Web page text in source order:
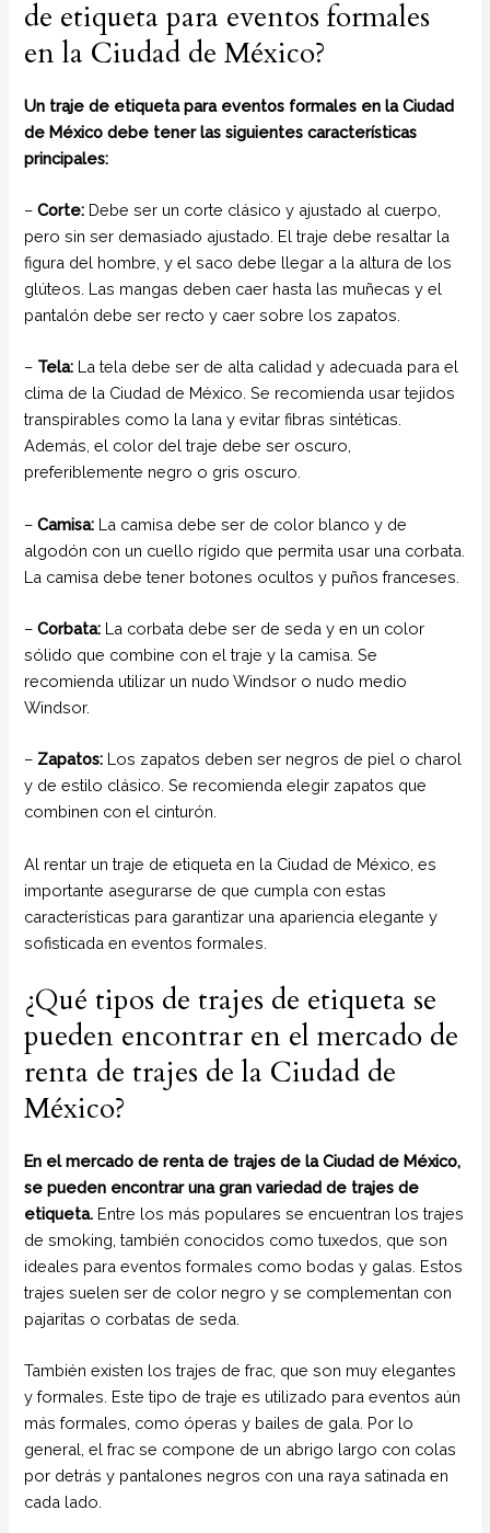
de etiqueta para eventos formales
en la Ciudad de México?
Un traje de etiqueta para eventos formales en la Ciudad
de México debe tener las siguientes características
principales:
–Corte: Debe ser un corte clásico y ajustado al cuerpo,
pero sin ser demasiado ajustado. El traje debe resaltar la
figura del hombre, y el saco debe llegar a la altura de los
glúteos. Las mangas deben caer hasta las muñecas y el
pantalón debe ser recto y caer sobre los zapatos.
– Tela: La tela debe ser de alta calidad y adecuada para el
clima de la Ciudad de México. Se recomienda usar tejidos
transpirables como la lana y evitar fibras sintéticas.
Además, el color del traje debe ser oscuro,
preferiblemente negro o gris oscuro.
–Camisa: La camisa debe ser de color blanco y de
algodón con un cuello rígido que permita usar una corbata.
La camisa debe tener botones ocultos y puños franceses.
–Corbata: La corbata debe ser de seda y en un color
sólido que combine con el traje y la camisa. Se
recomienda utilizar un nudo Windsor o nudo medio
Windsor.
– Zapatos: Los zapatos deben ser negros de piel o charol
y de estilo clásico. Se recomienda elegir zapatos que
combinen con el cinturón.
Al rentar un traje de etiqueta en la Ciudad de México, es
importante asegurarse de que cumpla con estas
características para garantizar una apariencia elegante y
sofisticada en eventos formales.
¿Qué tipos de trajes de etiqueta se
pueden encontrar en el mercado de
renta de trajes de la Ciudad de
México?
En el mercado de renta de trajes de la Ciudad de México,
se pueden encontrar una gran variedad de trajes de
etiqueta. Entre los más populares se encuentran los trajes
de smoking, también conocidos como tuxedos, que son
ideales para eventos formales como bodas y galas. Estos
trajes suelen ser de color negro y se complementan con
pajaritas o corbatas de seda.
También existen los trajes de frac, que son muy elegantes
y formales. Este tipo de traje es utilizado para eventos aún
más formales, como óperas y bailes de gala. Por lo
general, el frac se compone de un abrigo largo con colas
por detrás y pantalones negros con una raya satinada en
cada lado.